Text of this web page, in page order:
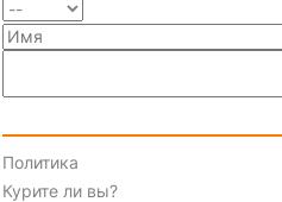
Политика
Курите ли вы?